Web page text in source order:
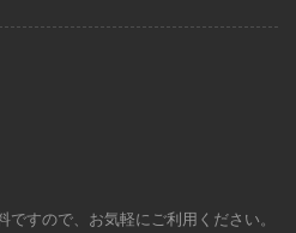
すので、お気軽にご利用ください。